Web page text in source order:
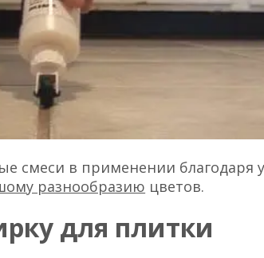
смеси в применении благодаря
разнообразию цветов.
для плитки